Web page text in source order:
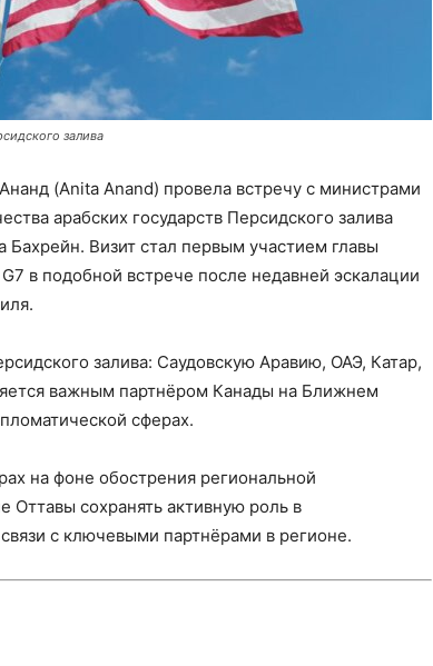
залива
(Anita Anand) провела встречу с министрами
арабских государств Персидского залива
Визит стал первым участием главы
в подобной встрече после недавней эскалации
залива: Саудовскую Аравию, ОАЭ, Катар,
важным партнёром Канады на Ближнем
сферах.
на фоне обострения региональной
Оттавы сохранять активную роль в
с ключевыми партнёрами в регионе.